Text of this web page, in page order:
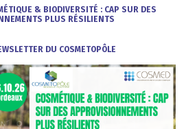
& BIODIVERSITÉ : CAP SUR DES
PLUS RÉSILIENTS
DU COSMETOPÔLE